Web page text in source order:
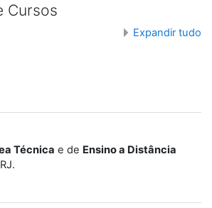
Cursos
Expandir tudo
Técnica e de Ensino a Distância